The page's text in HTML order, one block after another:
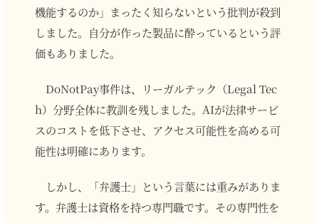
機能するのか」まったく知らないという批判が殺到
しました。自分が作った製品に酔っているという評
価もありました。
DoNotPay事件は、リーガルテック（Legal Tec
h）分野全体に教訓を残しました。AIが法律サービ
スのコストを低下させ、アクセス可能性を高める可
能性は明確にあります。
しかし、「弁護士」という言葉には重みがありま
す。弁護士は資格を持つ専門職です。その専門性を